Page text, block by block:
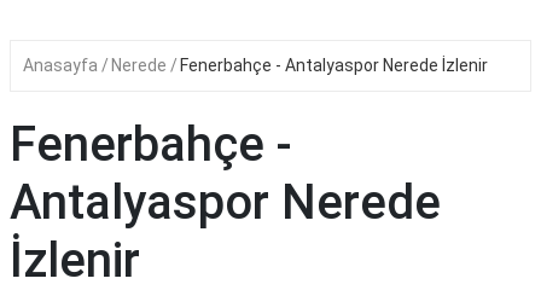
YERLER
BAKIMI
NEDİR
Anasayfa Nerede Fenerbahçe - Antalyaspor Nerede İzlenir
Fenerbahçe -
Antalyaspor Nerede
İzlenir